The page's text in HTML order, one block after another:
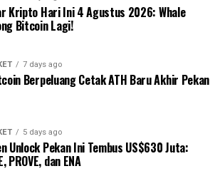
Kripto Hari Ini 4 Agustus 2026: Whale
Bitcoin Lagi!
7 days ago
Berpeluang Cetak ATH Baru Akhir Pekan
5 days ago
Unlock Pekan Ini Tembus US$630 Juta:
PROVE, dan ENA